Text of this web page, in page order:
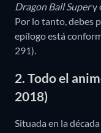
Dragon Ball Supery
Por lo tanto, debes
epílogo está
291).
2. Todo el
2018)
Situada en la